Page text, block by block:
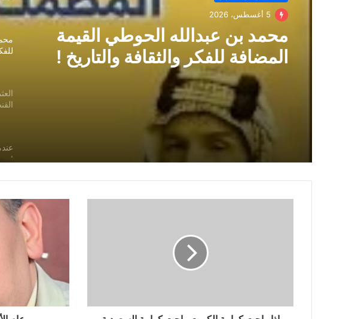
5 أغسطس، 2026
محمد بن عبدالله الحوطي القيمة
المضافة للفكر والثقافة والتاريخ !
!